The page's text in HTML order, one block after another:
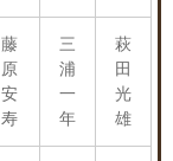
藤
原
安
寿
三
浦
一
年
萩
田
光
雄